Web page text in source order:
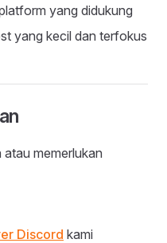
yang didukung
yang kecil dan terfokus
memerlukan
Discord kami